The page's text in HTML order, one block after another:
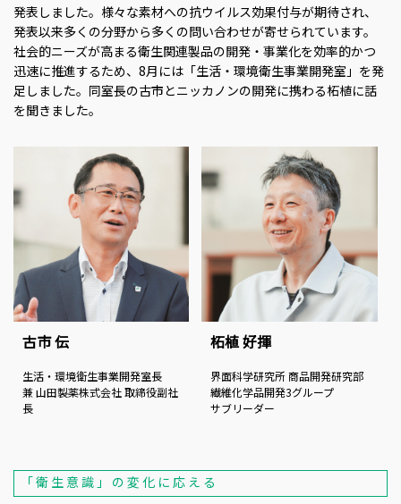
発表しました。様々な素材への抗ウイルス効果付与が期待され、
発表以来多くの分野から多くの問い合わせが寄せられています。
社会的ニーズが高まる衛生関連製品の開発・事業化を効率的かつ
迅速に推進するため、8月には「生活・環境衛生事業開発室」を発
足しました。同室長の古市とニッカノンの開発に携わる柘植に話
を聞きました。
古市 伝
生活・環境衛生事業開発室長
兼 山田製薬株式会社 取締役副社
長
柘植 好揮
界面科学研究所 商品開発研究部
繊維化学品開発3グループ
サブリーダー
「衛生意識」の変化に応える